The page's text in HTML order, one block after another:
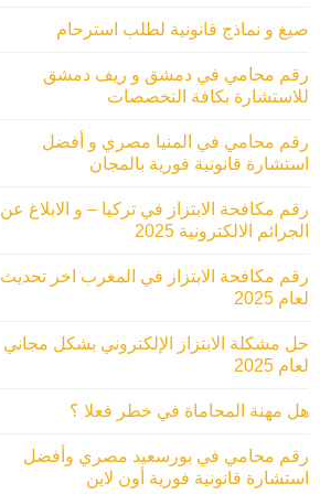
صيغ و نماذج قانونية لطلب استرحام
رقم محامي في دمشق و ريف دمشق
للاستشارة بكافة التخصصات
رقم محامي في المنيا مصري و أفضل
استشارة قانونية فورية بالمجان
رقم مكافحة الابتزاز في تركيا – و الابلاغ عن
الجرائم الالكترونية 2025
رقم مكافحة الابتزاز في المغرب اخر تحديث
لعام 2025
حل مشكلة الابتزاز الإلكتروني بشكل مجاني
لعام 2025
هل مهنة المحاماة في خطر فعلا ؟
رقم محامي في بورسعيد مصري وأفضل
استشارة قانونية فورية أون لاين